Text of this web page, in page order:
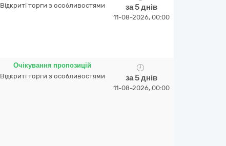
Відкриті торги з особливостями
за 5 днів
11-08-2026, 00:00
Очікування пропозицій
Відкриті торги з особливостями
за 5 днів
11-08-2026, 00:00